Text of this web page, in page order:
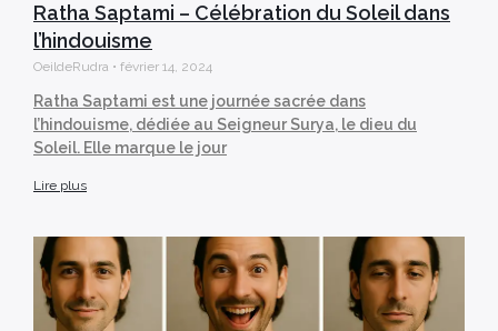
Ratha Saptami – Célébration du Soleil dans
l’hindouisme
OeildeRudra février 14, 2024
Ratha Saptami est une journée sacrée dans
l’hindouisme, dédiée au Seigneur Surya, le dieu du
Soleil. Elle marque le jour
Lire plus